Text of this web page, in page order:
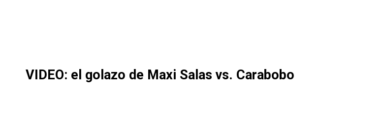
VIDEO: el golazo de Maxi Salas vs. Carabobo